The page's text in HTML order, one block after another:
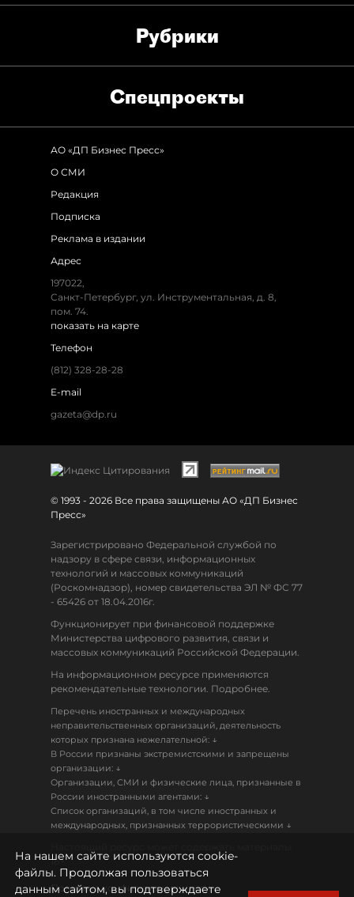
Рубрики
Спец­проекты
АО «ДП Бизнес Пресс»
О СМИ
Редакция
Подписка
Реклама в издании
Адрес
197022,
Санкт-Петербург, ул. Инструментальная, д. 8,
пом. 74.
показать на карте
Телефон
(812) 328-28-28
E-mail
gazeta@dp.ru
© 1993 - 2026 Все права защищены АО «ДП Бизнес
Пресс»
Зарегистрировано Федеральной службой по
надзору в сфере связи, информационных
технологий и массовых коммуникаций
(Роскомнадзор), номер свидетельства ЭЛ № ФС 77
- 65426 от 18.04.2016г.
Функционирует при финансовой поддержке
Министерства цифрового развития, связи и
массовых коммуникаций Российской Федерации.
На информационном ресурсе применяются
рекомендательные технологии. Подробнее.
Перечень иностранных и международных
неправительственных организаций, деятельность
которых признана нежелательной: ↓
В России признаны экстремистскими и запрещены
организации: ↓
Организации, СМИ и физические лица, признанные в
России иностранными агентами: ↓
Список организаций, в том числе иностранных и
международных, признанных террористическими ↓
18+
Политика конфиденциальности
На нашем сайте используются cookie-
файлы. Продолжая пользоваться
данным сайтом, вы подтверждаете